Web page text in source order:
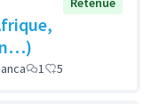
1 5